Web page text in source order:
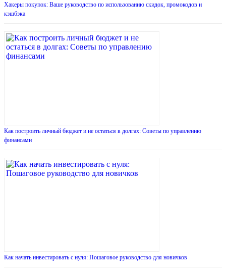
Хакеры покупок: Ваше руководство по использованию скидок, промокодов и
кэшбэка
Как построить личный бюджет и не остаться в долгах: Советы по управлению
финансами
Как начать инвестировать с нуля: Пошаговое руководство для новичков